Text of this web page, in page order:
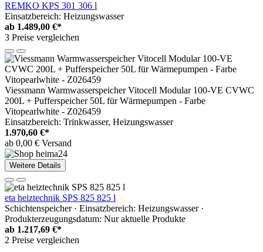
REMKO KPS 301 306 l
Einsatzbereich: Heizungswasser
ab 1.489,00 €*
3 Preise vergleichen
Viessmann Warmwasserspeicher Vitocell Modular 100-VE CVWC
200L + Pufferspeicher 50L für Wärmepumpen - Farbe
Vitopearlwhite - Z026459
Einsatzbereich: Trinkwasser, Heizungswasser
1.970,60 €*
ab 0,00 € Versand
Weitere Details
eta heiztechnik SPS 825 825 l
Schichtenspeicher · Einsatzbereich: Heizungswasser ·
Produkterzeugungsdatum: Nur aktuelle Produkte
ab 1.217,69 €*
2 Preise vergleichen